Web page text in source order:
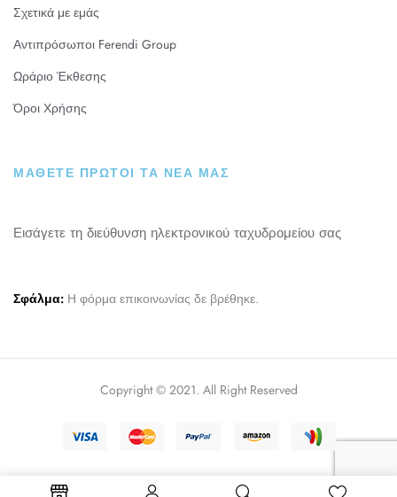
Σχετικά με εμάς
Αντιπρόσωποι Ferendi Group
Ωράριο Έκθεσης
Όροι Χρήσης
ΜΑΘΕΤΕ ΠΡΩΤΟΙ ΤΑ ΝΕΑ ΜΑΣ
Εισάγετε τη διεύθυνση ηλεκτρονικού ταχυδρομείου σας
Σφάλμα: Η φόρμα επικοινωνίας δε βρέθηκε.
Copyright © 2021. All Right Reserved